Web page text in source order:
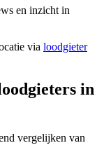
en inzicht in
via loodgieter
in
vergelijken van